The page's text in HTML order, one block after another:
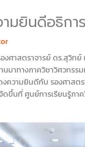
มยินดีอธิกา
าสตราจารย์ ดร.สุวิทย์
มาทางภาควิชาวิศวกร
วามยินดีกับ รองศาสตร
ขึ้นที่ ศูนย์การเรียนรู้ภา